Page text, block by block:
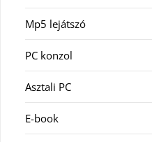
Mp5 lejátszó
PC konzol
Asztali PC
E-book